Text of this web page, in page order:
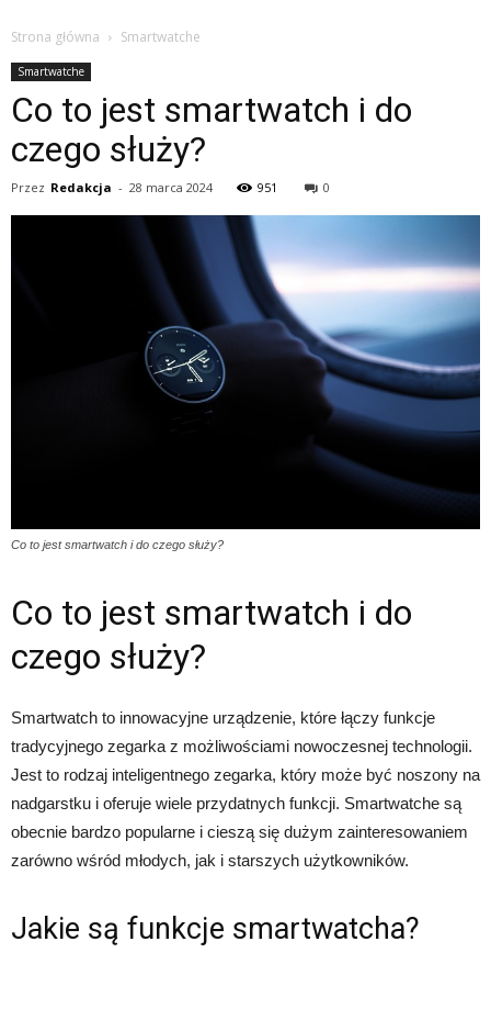
Strona główna Smartwatche
Smartwatche
Co to jest smartwatch i do
czego służy?
Przez Redakcja - 28 marca 2024 951 0
Co to jest smartwatch i do czego służy?
Co to jest smartwatch i do
czego służy?
Smartwatch to innowacyjne urządzenie, które łączy funkcje
tradycyjnego zegarka z możliwościami nowoczesnej technologii.
Jest to rodzaj inteligentnego zegarka, który może być noszony na
nadgarstku i oferuje wiele przydatnych funkcji. Smartwatche są
obecnie bardzo popularne i cieszą się dużym zainteresowaniem
zarówno wśród młodych, jak i starszych użytkowników.
Jakie są funkcje smartwatcha?